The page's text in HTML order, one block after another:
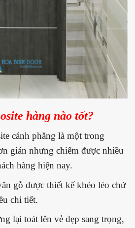
hàng nào tốt?
cánh phẳng là một trong
giản nhưng chiếm được nhiều
hàng hiện nay.
gỗ được thiết kế khéo léo chứ
chi tiết.
lại toát lên vẻ đẹp sang trọng,